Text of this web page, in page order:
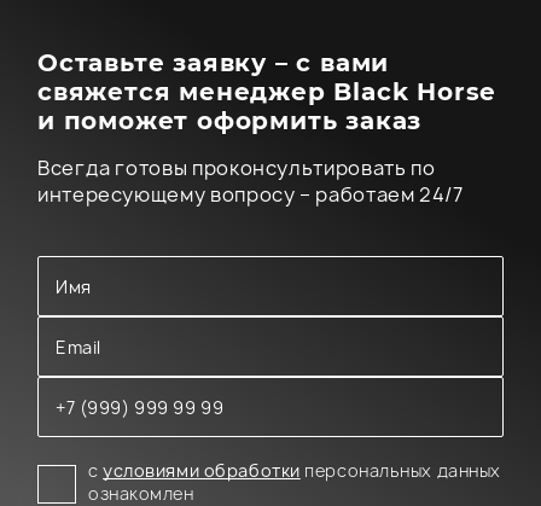
Оставьте заявку – с вами
свяжется менеджер Black Horse
и поможет оформить заказ
Всегда готовы проконсультировать по
интересующему вопросу – работаем 24/7
сусловиями обработки персональных данных
ознакомлен